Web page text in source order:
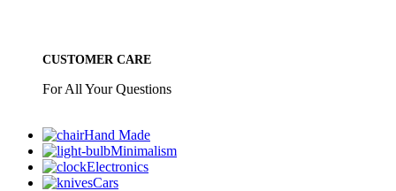
CUSTOMER CARE
For All Your Questions
Hand Made
Minimalism
Electronics
Cars